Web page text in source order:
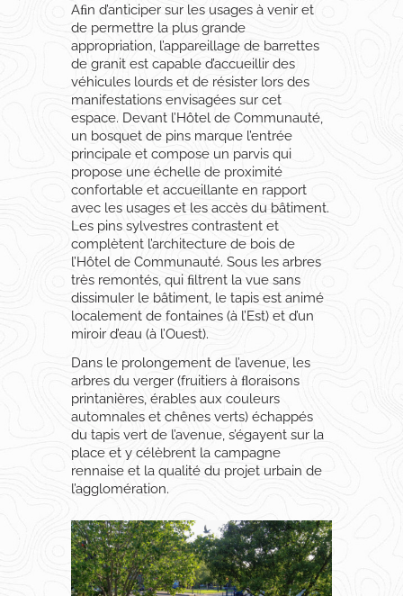
Aﬁn d’anticiper sur les usages à venir et
de permettre la plus grande
appropriation, l’appareillage de barrettes
de granit est capable d’accueillir des
véhicules lourds et de résister lors des
manifestations envisagées sur cet
espace. Devant l’Hôtel de Communauté,
un bosquet de pins marque l’entrée
principale et compose un parvis qui
propose une échelle de proximité
confortable et accueillante en rapport
avec les usages et les accès du bâtiment.
Les pins sylvestres contrastent et
complètent l’architecture de bois de
l’Hôtel de Communauté. Sous les arbres
très remontés, qui ﬁltrent la vue sans
dissimuler le bâtiment, le tapis est animé
localement de fontaines (à l’Est) et d’un
miroir d’eau (à l’Ouest).
Dans le prolongement de l’avenue, les
arbres du verger (fruitiers à ﬂoraisons
printanières, érables aux couleurs
automnales et chênes verts) échappés
du tapis vert de l’avenue, s’égayent sur la
place et y célèbrent la campagne
rennaise et la qualité du projet urbain de
l’agglomération.